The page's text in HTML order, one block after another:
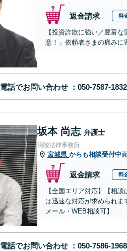
返金請求 料
【投資詐欺に強い／豊富
意！」依頼者さまの痛みに
電話でお問い合わせ
坂本 尚志 弁護士
清陵法律事務所
宮城県 からも相談受付中
返金請求 料
【全国エリア対応】【相
は迅速な対応が求められま
メール・WEB相談可】
電話でお問い合わせ